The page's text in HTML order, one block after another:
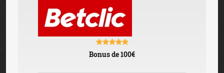
Bonus de 100€